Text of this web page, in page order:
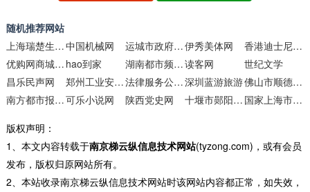
随机推荐网站
上海瑞楚生物科技中国机械网 运城市政府公众信息网伊秀美体网
香港迪士尼门票团购
优购网商城品牌旗舰店 hao到家 湖南都市频道在线直播读客网
世纪文学
昌乐民声网
郑州工业安全职业学院 法律服务公司响应式网站模板深圳蓝游旅游
佛山市顺德区人民政府网
南方都市报数字报可乐小说网 陕西党史网 十堰市郧阳中学 国家上海市电力公司
版权声明：
1、本文内容转载于南京梯云纵信息技术网站(tyzong.com)，或有会员
发布，版权归原网站所有。
2、本站收录南京梯云纵信息技术网站时该网站内容都正常，如失效，